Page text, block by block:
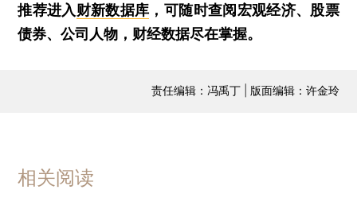
推荐进入财新数据库 ，可随时查阅宏观经济、股票
债券、公司人物，财经数据尽在掌握。
责任编辑：冯禹丁 | 版面编辑：许金玲
相关阅读